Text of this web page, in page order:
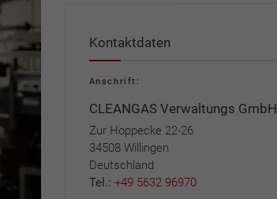
Kontaktdaten
Anschrift:
CLEANGAS Verwaltungs GmbH
Zur Hoppecke 22-26
34508 Willingen
Deutschland
Tel.: +49 5632 96970